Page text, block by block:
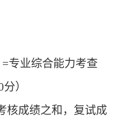
=专业综合能力考查
）
核成绩之和，复试成